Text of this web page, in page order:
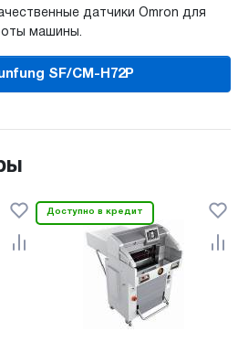
датчики Omron для
машины.
SF/CM-H72P
Доступно в кредит